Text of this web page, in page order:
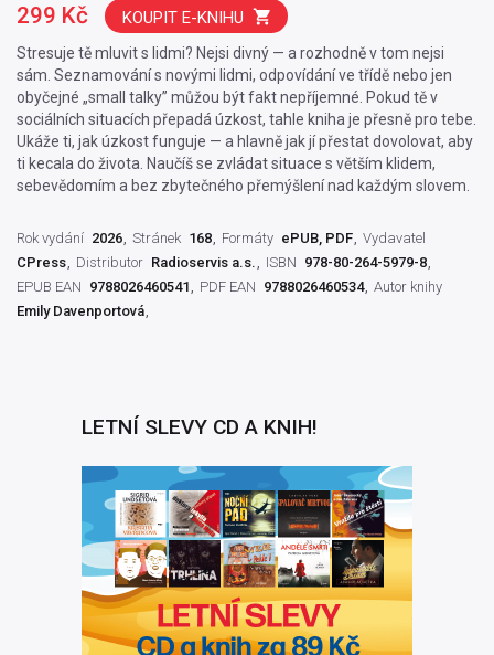
Stresuje tě mluvit s lidmi? Nejsi divný — a rozhodně v tom nejsi
sám. Seznamování s novými lidmi, odpovídání ve třídě nebo jen
obyčejné „small talky” můžou být fakt nepříjemné. Pokud tě v
sociálních situacích přepadá úzkost, tahle kniha je přesně pro tebe.
Ukáže ti, jak úzkost funguje — a hlavně jak jí přestat dovolovat, aby
ti kecala do života. Naučíš se zvládat situace s větším klidem,
sebevědomím a bez zbytečného přemýšlení nad každým slovem.
299 Kč KOUPIT E-KNIHU
Rok vydání 2026 Stránek 168 Formáty ePUB, PDF Vydavatel
CPress
Distributor Radioservis a.s. ISBN 978-80-264-5979-8
EPUB EAN 9788026460541 PDF EAN 9788026460534 Autor knihy
Emily Davenportová
LETNÍ SLEVY CD A KNIH!